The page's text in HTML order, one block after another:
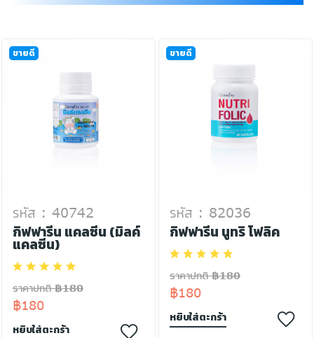
ขายดี
รหัส : 40742
กิฟฟารีน แคลซีน (มิลค์
แคลซีน)
ราคาปกติ ฿180
฿180
หยิบใส่ตะกร้า
ขายดี
รหัส : 82036
กิฟฟารีน นูทริ โฟลิค
ราคาปกติ ฿180
฿180
หยิบใส่ตะกร้า